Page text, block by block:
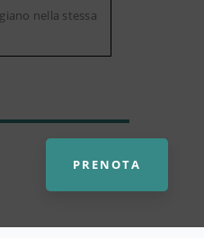
nella stessa
PRENOTA